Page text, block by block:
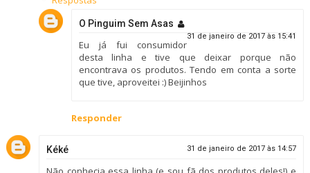
O Pinguim Sem Asas
31 de janeiro de 2017 às 15:41
Eu já fui consumidor
desta linha e tive que deixar porque não
encontrava os produtos. Tendo em conta a sorte
que tive, aproveitei :) Beijinhos
Responder
Kéké 31 de janeiro de 2017 às 14:57